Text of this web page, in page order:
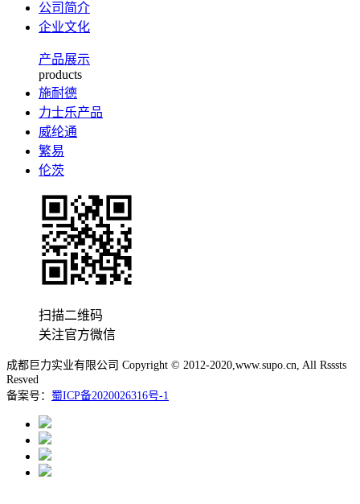
公司简介
企业文化
产品展示
products
施耐德
力士乐产品
威纶通
繁易
伦茨
扫描二维码
关注官方微信
成都巨力实业有限公司 Copyright © 2012-2020,www.supo.cn, All Rsssts
Resved
备案号： 蜀ICP备2020026316号-1